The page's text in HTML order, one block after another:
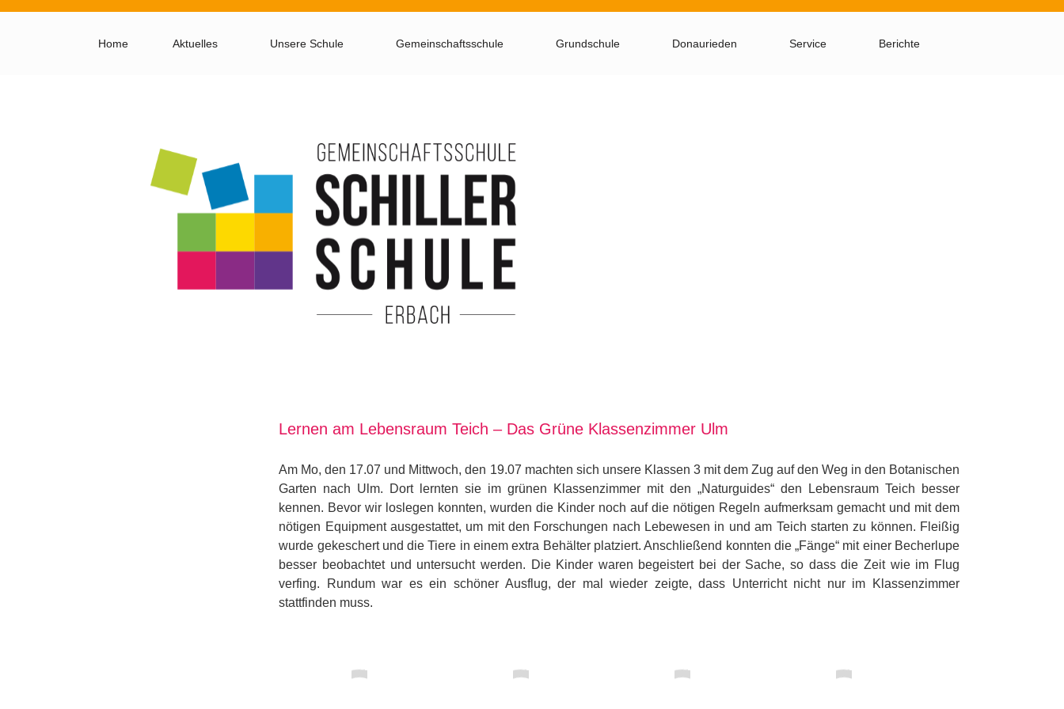
Home Aktuelles Unsere Schule Gemeinschaftsschule Grundschule Donaurieden Service Berichte
Lernen am Lebensraum Teich – Das Grüne Klassenzimmer Ulm
Am Mo, den 17.07 und Mittwoch, den 19.07 machten sich unsere Klassen 3 mit dem Zug auf den Weg in den Botanischen
Garten nach Ulm. Dort lernten sie im grünen Klassenzimmer mit den „Naturguides“ den Lebensraum Teich besser
kennen. Bevor wir loslegen konnten, wurden die Kinder noch auf die nötigen Regeln aufmerksam gemacht und mit dem
nötigen Equipment ausgestattet, um mit den Forschungen nach Lebewesen in und am Teich starten zu können. Fleißig
wurde gekeschert und die Tiere in einem extra Behälter platziert. Anschließend konnten die „Fänge“ mit einer Becherlupe
besser beobachtet und untersucht werden. Die Kinder waren begeistert bei der Sache, so dass die Zeit wie im Flug
verfing. Rundum war es ein schöner Ausflug, der mal wieder zeigte, dass Unterricht nicht nur im Klassenzimmer
stattfinden muss.